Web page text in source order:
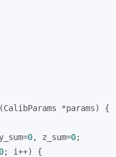
(CalibParams *params)
{
0, z_sum=0;
; i++) {